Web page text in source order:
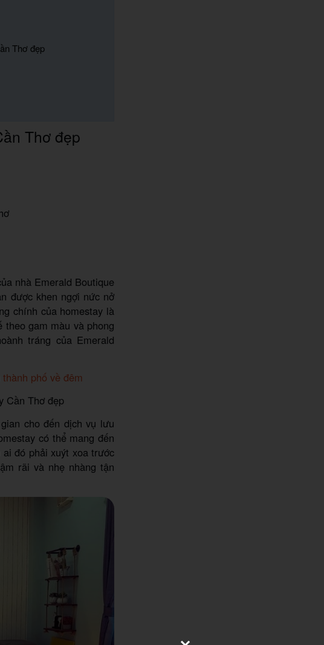
Thơ đẹp
Thơ đẹp
nhà Emerald Boutique
được khen ngợi nức nở
chính của homestay là
theo gam màu và phong
tráng của Emerald
phố về đêm
Cần Thơ đẹp
cho đến dịch vụ lưu
có thể mang đến
đó phải xuýt xoa trước
rãi và nhẹ nhàng tận